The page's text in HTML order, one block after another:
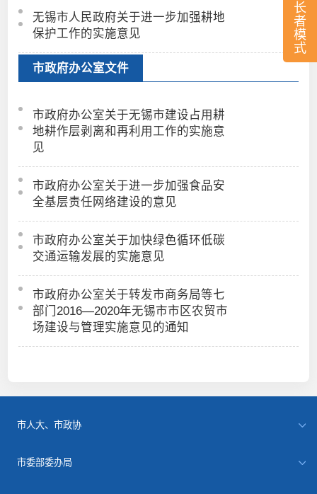
长
者
模
式
无锡市人民政府关于进一步加强耕地
保护工作的实施意见
市政府办公室文件
市政府办公室关于无锡市建设占用耕
地耕作层剥离和再利用工作的实施意
见
市政府办公室关于进一步加强食品安
全基层责任网络建设的意见
市政府办公室关于加快绿色循环低碳
交通运输发展的实施意见
市政府办公室关于转发市商务局等七
部门2016—2020年无锡市市区农贸市
场建设与管理实施意见的通知
市人大、市政协
市委部委办局